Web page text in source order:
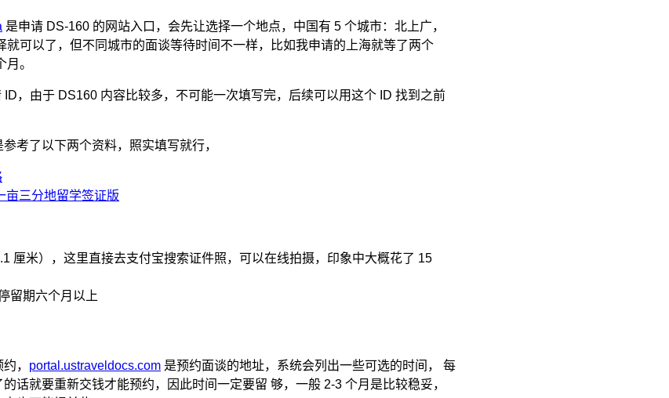
是申请 DS-160 的网站入口，会先让选择一个地点，中国有 5 个城市：北上广，
就可以了，但不同城市的面谈等待时间不一样，比如我申请的上海就等了两个
。
，由于 DS160 内容比较多，不可能一次填写完，后续可以用这个 ID 找到之前
考了以下两个资料，照实填写就行，
亩三分地留学签证版
厘米），这里直接去支付宝搜索证件照，可以在线拍摄，印象中大概花了 15
留期六个月以上
， portal.ustraveldocs.com 是预约面谈的地址，系统会列出一些可选的时间， 每
话就要重新交钱才能预约，因此时间一定要留 够，一般 2-3 个月是比较稳妥，